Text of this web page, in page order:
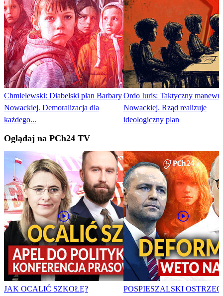
Chmielewski: Diabelski plan Barbary
Nowackiej. Demoralizacja dla
każdego...
Ordo Iuris: Taktyczny manewr
Nowackiej. Rząd realizuje
ideologiczny plan
Oglądaj na PCh24 TV
JAK OCALIĆ SZKOŁĘ?
POSPIESZALSKI